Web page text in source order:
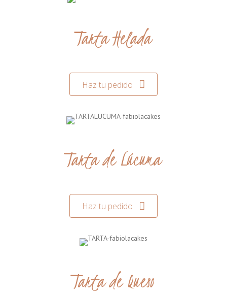
Tarta Helada
Haz tu pedido
Tarta de Lúcuma
Haz tu pedido
Tarta de Queso